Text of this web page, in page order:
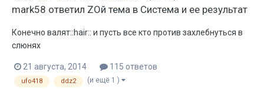
mark58 ответил ZOй тема в Система и ее результат
Конечно валят::hair:: и пусть все кто против захлебнуться в
слюнях
21 августа, 2014 115 ответов
ufo418 ddz2 (и ещё 1 )